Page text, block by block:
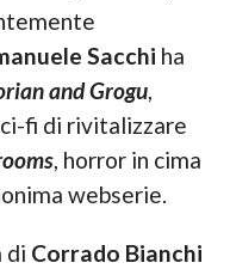
Sacchi ha
and Grogu,
fi di rivitalizzare
, horror in cima
webserie.
di Corrado Bianchi